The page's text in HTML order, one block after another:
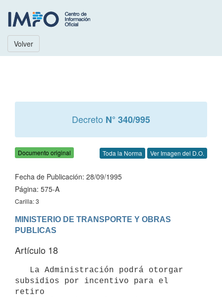
Volver
Decreto N° 340/995
Documento original Toda la Norma Ver Imagen del D.O.
Fecha de Publicación: 28/09/1995
Página: 575-A
Carilla: 3
MINISTERIO DE TRANSPORTE Y OBRAS
Artículo 18
subsidios por incentivo para el
retiro